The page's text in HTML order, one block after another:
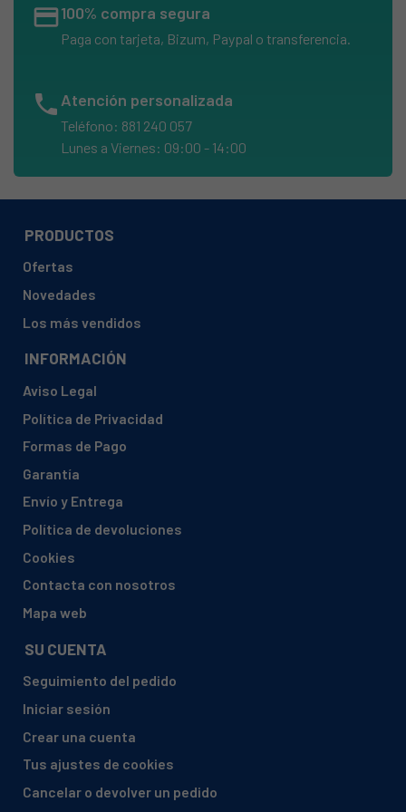
FAGOR, DUORE993+6OTT 918011028
FAGOR, ELITE10QT 918010046
FAGOR, ELITE10QT918010046
FAGOR, ELITE4QT918010044
FAGOR, ELITE6QT 918010045
FAGOR, ELITE8+4QT 918010048
FAGOR, ELITE84QT918010048
FAGOR, O R E 7L USA 918010038
FAGOR, ORE40--RFAGOR 918010886
FAGOR, ORE40R
credit_card100% compra segura
Paga con tarjeta, Bizum, Paypal o transferencia.
phone Atención personalizada
Teléfono: 881 240 057
Lunes a Viernes: 09:00 - 14:00
PRODUCTOS
Ofertas
Novedades
Los más vendidos
INFORMACIÓN
Aviso Legal
Política de Privacidad
Formas de Pago
Garantía
Envío y Entrega
Política de devoluciones
Cookies
Contacta con nosotros
Mapa web
SU CUENTA
Seguimiento del pedido
Iniciar sesión
Crear una cuenta
Tus ajustes de cookies
Cancelar o devolver un pedido